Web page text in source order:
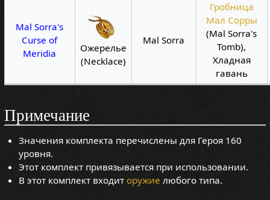
Mal Sorra's
Curse of
Meridia
Ожерелье
(Necklace)
Mal Sorra
Гробница
Мал Сорры
(Mal Sorra's
Tomb),
Хладная
гавань
Примечание
Значения комплекта перечислены для Героя 160
уровня.
Этот комплект привязывается при использовании.
В этот комплект входиторужие любого типа.